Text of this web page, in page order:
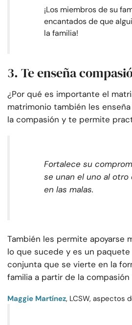
¡Los miembros de su
encantados de que
la familia!
3. Te enseña
¿Por qué es importante el
matrimonio también les
la compasión y te permite
Fortalece su
se unan el uno al otro
en las malas.
También les permite apoyarse
lo que sucede y es un
conjunta que se vierte en la
familia a partir de la compasión
Maggie Martínez, LCSW, aspectos